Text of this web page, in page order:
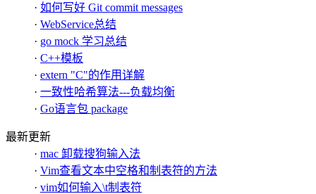
· 如何写好 Git commit messages
· WebService总结
· go mock 学习总结
· C++模板
· extern "C"的作用详解
· 一致性哈希算法---负载均衡
· Go语言包 package
最新更新
· mac 卸载搜狗输入法
· Vim查看文本中空格和制表符的方法
· vim如何输入\t制表符